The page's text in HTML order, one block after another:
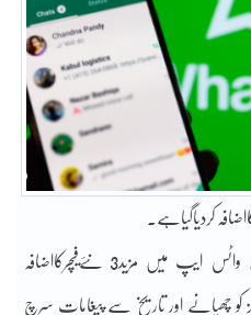
تفصیلات کےمطابق میسجنگ ایپلیکشن واٹس ایپ میں مزید3 نئےفیچرکااضافہ
کو چھپانے اور تاریخ سے پیغامات سرچ